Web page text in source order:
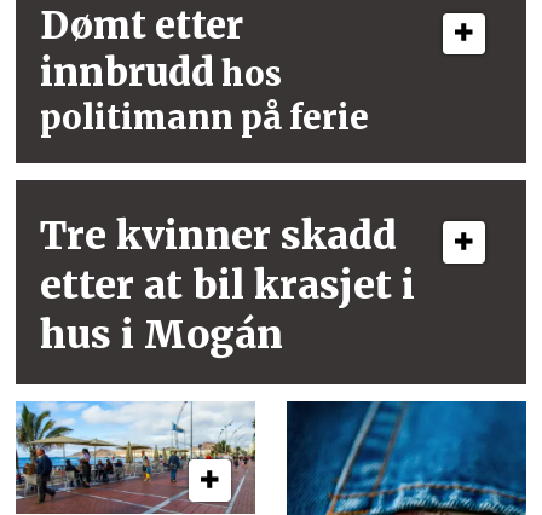
Dømt etter
innbrudd hos
politimann på ferie
Tre kvinner skadd
etter at bil krasjet i
hus i Mogán